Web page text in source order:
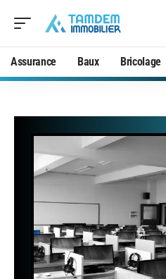
Assurance Baux Bricolage